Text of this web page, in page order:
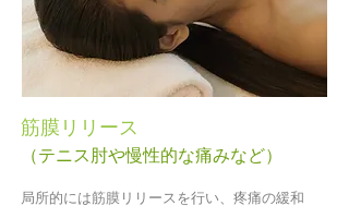
筋膜リリース
（テニス肘や慢性的な痛みなど）
局所的には筋膜リリースを行い、疼痛の緩和